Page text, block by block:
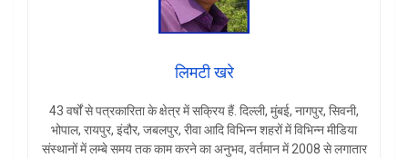
लिमटी खरे
43 वर्षों से पत्रकारिता के क्षेत्र में सक्रिय हैं. दिल्ली, मुंबई, नागपुर, सिवनी,
भोपाल, रायपुर, इंदौर, जबलपुर, रीवा आदि विभिन्न शहरों में विभिन्न मीडिया
संस्थानों में लम्बे समय तक काम करने का अनुभव, वर्तमान में 2008 से लगातार